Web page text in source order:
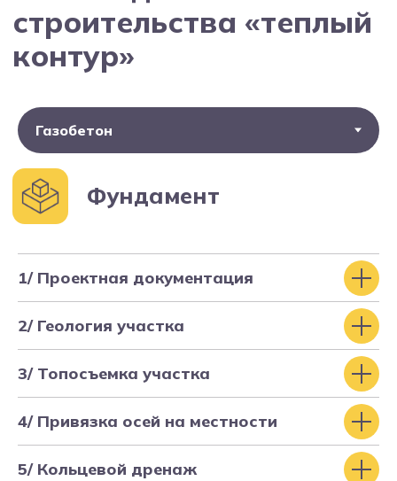
1/ Проектная документация
2/ Геология участка
3/ Топосъемка участка
4/ Привязка осей на местности
5/ Кольцевой дренаж
Стеновой комплект
керамический блок